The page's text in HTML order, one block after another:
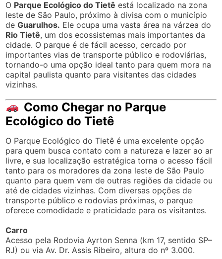
a natureza.
Atividades Pagas
Embora o acesso ao parque seja gratuito, algumas
atrações recreativas oferecem custo simbólico. O
pedalinho, otrenzinhoe ostriciclostêm valores
acessíveis, a partir de R$ 5*, sendo uma ótima opção
para quem deseja aproveitar um passeio mais lúdico e
divertido pelo parque. No entanto, essas atividades
feriados, por isso, é importante verificar a
disponibilidade para planejar sua visita com
antecedência.
Recomenda-se também consultar o site oficial do
parque ou a prefeitura para obter informações
atualizadas sobre horários, eventuais taxas extras
durante períodos de alta demanda e opções devisitas
guiadasque podem ser oferecidas durante o ano. Isso
é especialmente útil para quem deseja fazer um
passeio mais completo, com informações detalhadas
sobre a fauna e flora local.
Onde Ficar no Parque Ecológico
do Tietê